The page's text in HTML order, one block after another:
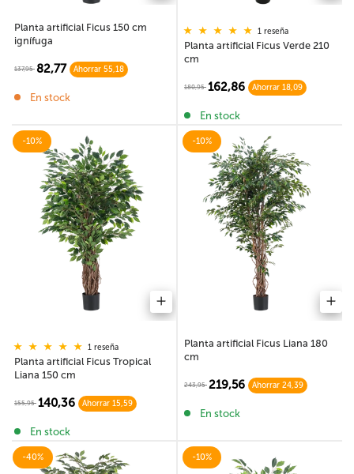
Planta artificial Ficus 150 cm
ignífuga
137,95 82,77 Ahorrar 55,18
En stock
1 reseña
Planta artificial Ficus Verde 210
cm
180,95 162,86 Ahorrar 18,09
En stock
-10%
1 reseña
Planta artificial Ficus Tropical
Liana 150 cm
155,95 140,36 Ahorrar 15,59
En stock
-10%
Planta artificial Ficus Liana 180
cm
243,95 219,56 Ahorrar 24,39
En stock
-40% -10%